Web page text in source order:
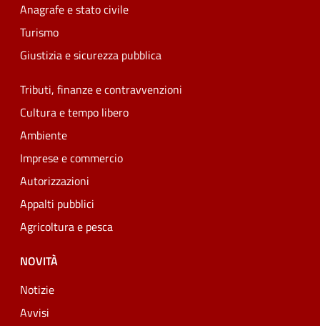
Anagrafe e stato civile
Turismo
Giustizia e sicurezza pubblica
Tributi, finanze e contravvenzioni
Cultura e tempo libero
Ambiente
Imprese e commercio
Autorizzazioni
Appalti pubblici
Agricoltura e pesca
NOVITÀ
Notizie
Avvisi